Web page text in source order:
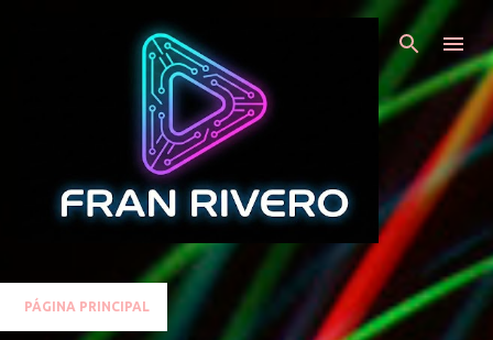
Ir al contenido principal
PÁGINA PRINCIPAL